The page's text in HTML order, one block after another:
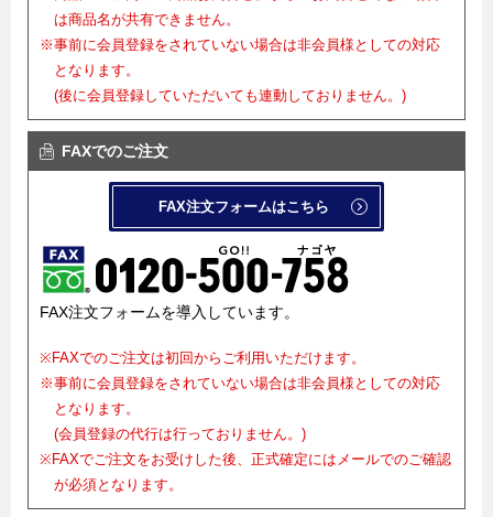
は商品名が共有できません。
※事前に会員登録をされていない場合は非会員様としての対応
となります。
(後に会員登録していただいても連動しておりません。)
FAXでのご注文
FAX注文フォームはこちら
FAX注文フォームを導入しています。
※FAXでのご注文は初回からご利用いただけます。
※事前に会員登録をされていない場合は非会員様としての対応
となります。
(会員登録の代行は行っておりません。)
※FAXでご注文をお受けした後、正式確定にはメールでのご確認
が必須となります。